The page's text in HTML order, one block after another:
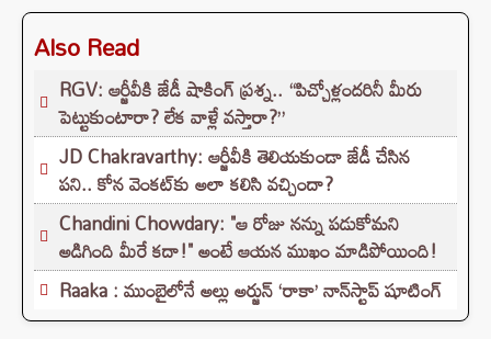
Also Read
RGV: ఆర్జీవీకి జేడీ షాకింగ్ ప్రశ్న.. “పిచ్చోళ్లందరినీ మీరు
పెట్టుకుంటారా? లేక వాళ్లే వస్తారా?”
JD Chakravarthy: ఆర్జీవీకి తెలియకుండా జేడీ చేసిన
పని.. కోన వెంకట్‌కు అలా కలిసి వచ్చిందా?
Chandini Chowdary: "ఆ రోజు నన్ను పడుకోమని
అడిగింది మీరే కదా!" అంటే ఆయన ముఖం మాడిపోయింది!
Raaka : ముంబైలోనే అల్లు అర్జున్ ‘రాకా’ నాన్‌స్టాప్ షూటింగ్